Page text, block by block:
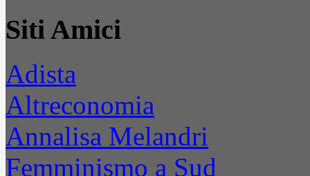
Siti Amici
Adista
Altreconomia
Annalisa Melandri
Femminismo a Sud